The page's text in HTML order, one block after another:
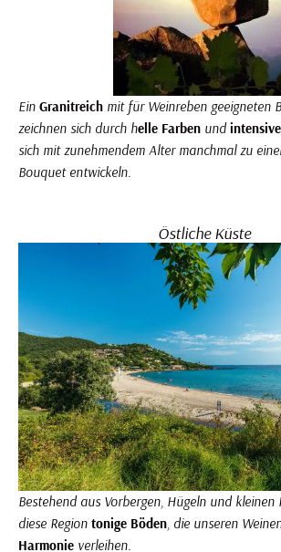
Ein Granitreich mit für Weinreben geeigneten
zeichnen sich durch helle Farben und
sich mit zunehmendem Alter manchmal zu
Bouquet entwickeln.
Östliche Küste
Bestehend aus Vorbergen, Hügeln und kleinen
diese Region tonige Böden, die unseren
Harmonie verleihen.